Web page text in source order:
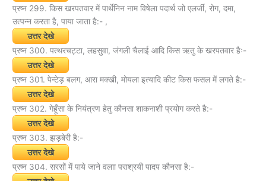
प्रष्न 299. किस खरपतवार में पार्थेनिन नाम विषेला पदार्थ जो एलर्जी, रोग, दमा,
उत्पन्न करता है, पाया जाता है:- ,
उत्तर देखे
प्रष्न 300. पत्थरचट्टा, लहसुवा, जंगली चैलाई आदि किस ऋतु के खरपतवार हैः-
उत्तर देखे
प्रष्न 301. पेन्टेड़ बलग, आरा मक्खी, मोयला इत्यादि कीट किस फसल में लगते है:-
उत्तर देखे
प्रष्न 302. गेहूँसा के नियंत्रण हेतु कौनसा शाकनाशी प्रयोग करते है:-
उत्तर देखे
प्रष्न 303. झड़बेरी है:-
उत्तर देखे
प्रष्न 304. सरसों में पाये जाने वलाा पराश्रयी पादप कौनसा है:-